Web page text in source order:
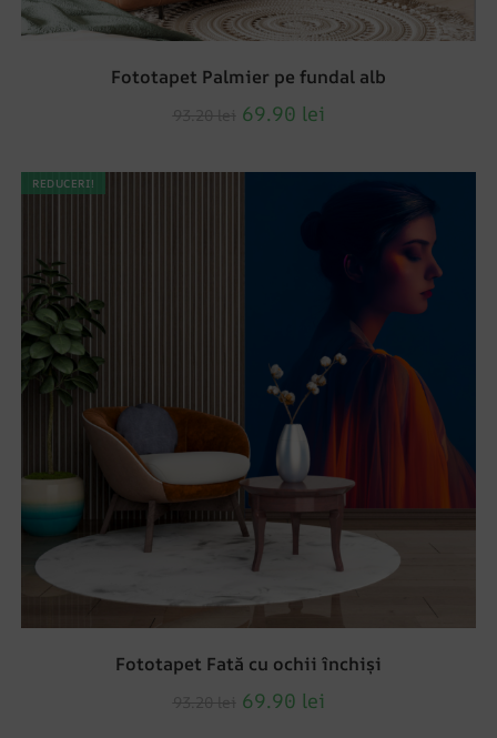
Fototapet Palmier pe fundal alb
69.90 lei
REDUCERI!
Fototapet Fată cu ochii închiși
69.90 lei